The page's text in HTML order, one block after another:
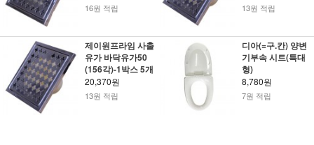
16원 적립 13원 적립
제이원프라임 사출
유가 바닥유가50
(156각)-1박스 5개
20,370원
13원 적립
디아(=구.칸) 양변
기부속 시트(특대
형)
8,780원
7원 적립